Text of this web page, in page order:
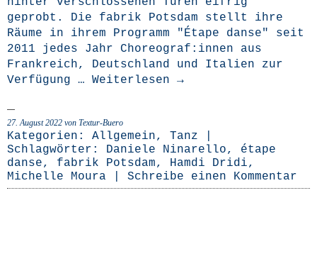
geprobt. Die fabrik Pots­dam stellt ihre
Räu­me in ihrem Pro­gramm "Étape dan­se" seit
2011 jedes Jahr Choreograf:innen aus
Frank­reich, Deutsch­land und Ita­li­en zur
Ver­fü­gung … Wei­ter­le­sen →
27. August 2022 von Textur-Buero
Kategorien: Allgemein, Tanz
Schlagwörter: Daniele Ninarello, étape
danse, fabrik Potsdam, Hamdi Dridi,
Michelle Moura
Schreibe einen Kommentar